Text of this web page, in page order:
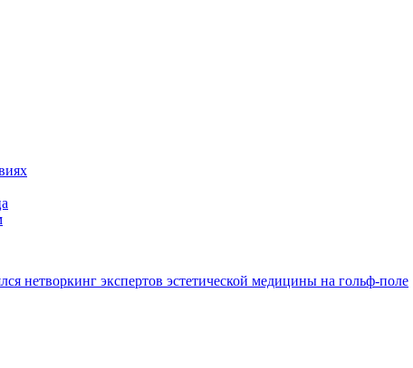
нетворкинг экспертов эстетической медицины на гольф-поле